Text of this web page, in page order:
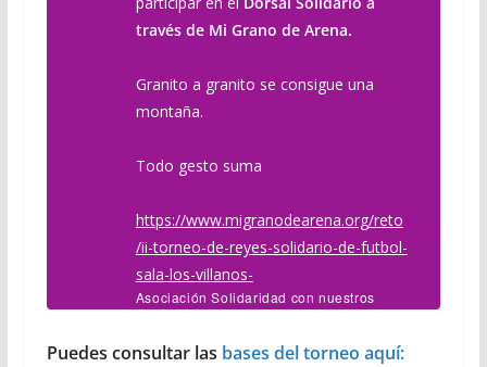
través de Mi Grano de Arena.
Granito a granito se consigue una
montaña.
Todo gesto suma
https://www.migranodearena.org/reto
/ii-torneo-de-reyes-solidario-de-futbol-
sala-los-villanos-
Asociación Solidaridad con nuestros
niños
Puedes consultar las bases del torneo aquí: